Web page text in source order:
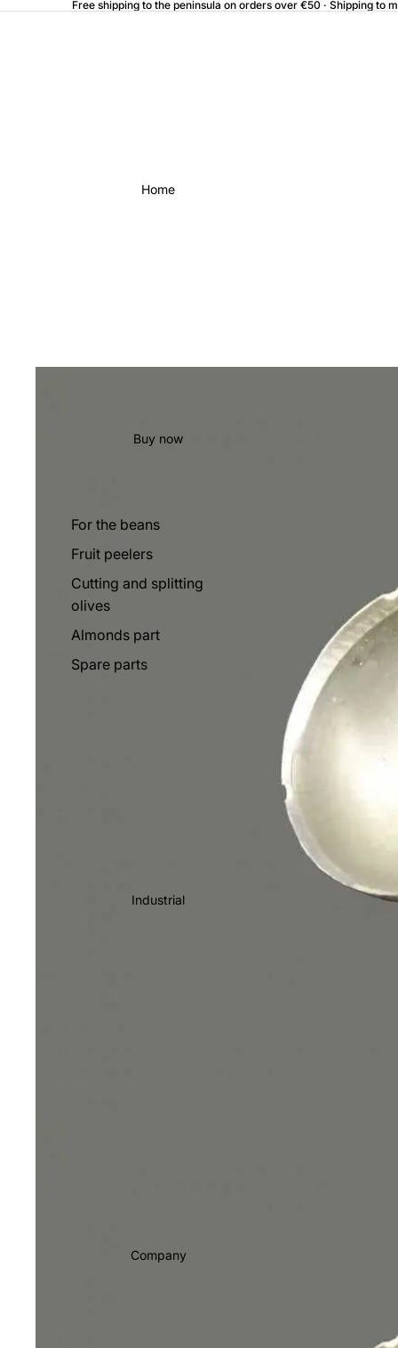
Free shipping to the peninsula on orders over €50 · Shipping to
Home
Buy now
For the beans
Fruit peelers
Cutting and splitting
olives
Almonds part
Spare parts
Industrial
Company